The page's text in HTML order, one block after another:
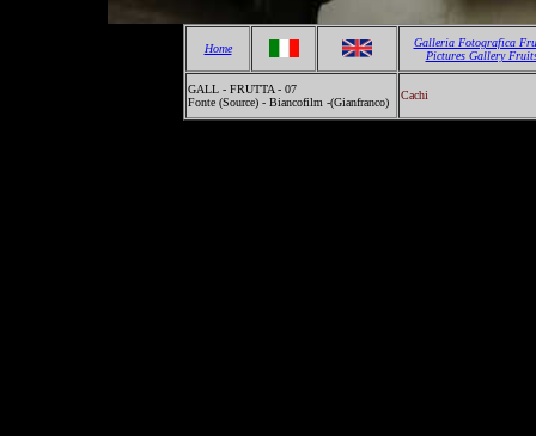
Home
Galleria Fotografica
Pictures Gallery
GALL - FRUTTA - 07
Fonte (Source) - Biancofilm -(Gianfranco)
Cachi